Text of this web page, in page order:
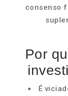
consenso
Por
É